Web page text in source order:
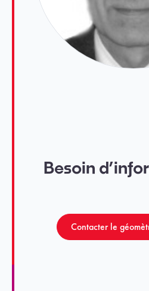
Besoin
Contacter le